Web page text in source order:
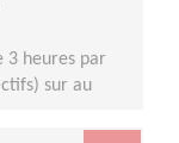
3 heures par
sur au